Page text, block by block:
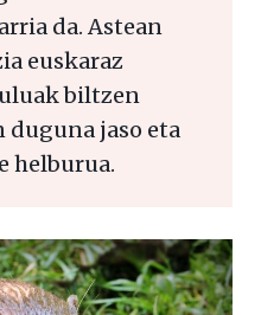
da. Astean
euskaraz
biltzen
jaso eta
helburua.